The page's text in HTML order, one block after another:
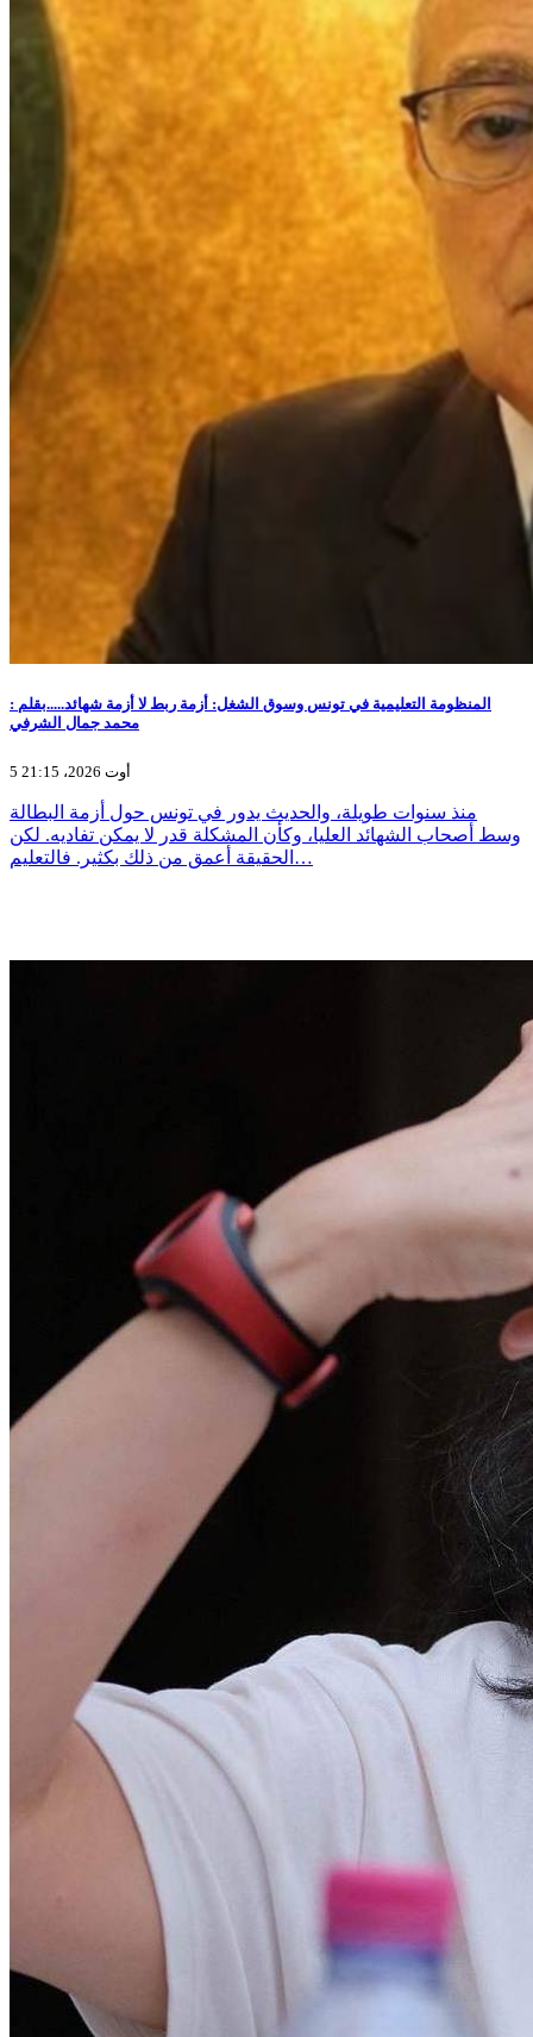
المنظومة التعليمية في تونس وسوق الشغل: أزمة ربط لا أزمة شهائد.....بقلم :
محمد جمال الشرفي
5 أوت 2026، 21:15
منذ سنوات طويلة، والحديث يدور في تونس حول أزمة البطالة
وسط أصحاب الشهائد العليا، وكأن المشكلة قدر لا يمكن تفاديه. لكن
الحقيقة أعمق من ذلك بكثير. فالتعليم…